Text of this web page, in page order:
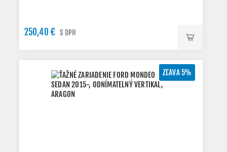
250,40 € S DPH
ZĽAVA 5%